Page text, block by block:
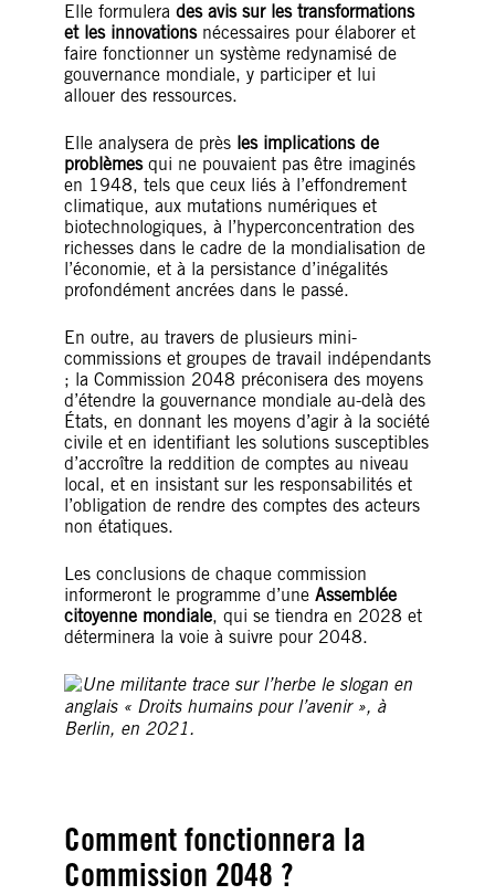
Elle formulera des avis sur les transformations
et les innovationsnécessaires pour élaborer et
faire fonctionner un système redynamisé de
gouvernance mondiale, y participer et lui
allouer des ressources.
Elle analysera de près les implications de
problèmesqui ne pouvaient pas être imaginés
en 1948, tels que ceux liés à l’effondrement
climatique, aux mutations numériques et
biotechnologiques, à l’hyperconcentration des
richesses dans le cadre de la mondialisation de
l’économie, et à la persistance d’inégalités
profondément ancrées dans le passé.
En outre, au travers de plusieurs mini-
commissions et groupes de travail indépendants
; la Commission 2048 préconisera des moyens
d’étendre la gouvernance mondiale au-delà des
États, en donnant les moyens d’agir à la société
civile et en identifiant les solutions susceptibles
d’accroître la reddition de comptes au niveau
local, et en insistant sur les responsabilités et
l’obligation de rendre des comptes des acteurs
non étatiques.
Les conclusions de chaque commission
informeront le programme d’une Assemblée
citoyenne mondiale, qui se tiendra en 2028 et
déterminera la voie à suivre pour 2048.
Comment fonctionnera la
Commission 2048 ?